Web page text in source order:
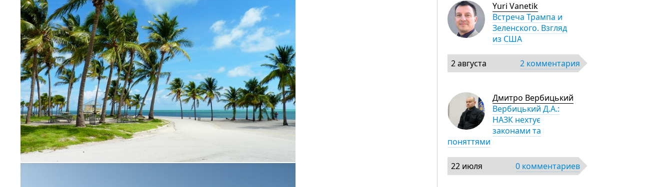
Yuri Vanetik
Встреча Трампа и
Зеленского. Взгляд
из США
2 августа 2 комментария
Дмитро Вербицький
Вербицький Д.А.:
НАЗК нехтує
законами та
поняттями
22 июля 0 комментариев